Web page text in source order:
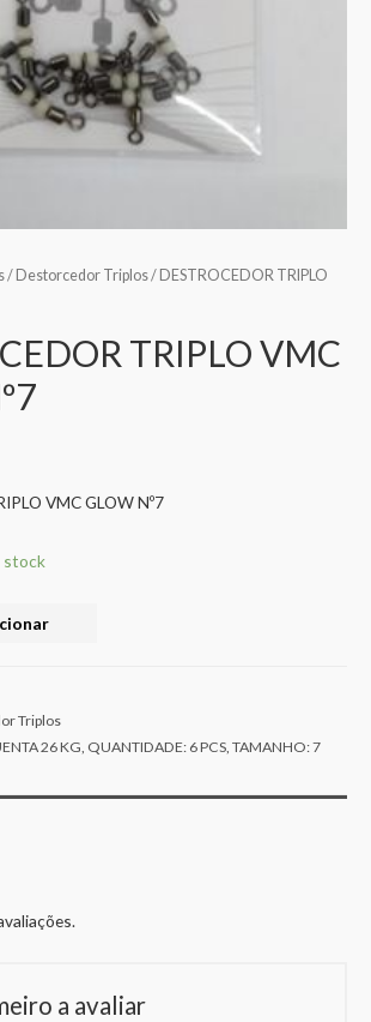
/ Destorcedor Triplos/ DESTROCEDOR TRIPLO
TRIPLO VMC
VMC GLOW Nº7
stock
Triplos
26 KG, QUANTIDADE: 6 PCS, TAMANHO: 7
a avaliar